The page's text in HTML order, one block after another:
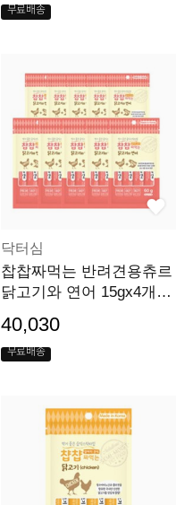
무료배송
닥터심
찹찹짜먹는 반려견용츄르
닭고기와 연어 15gx4개입
40,030
무료배송